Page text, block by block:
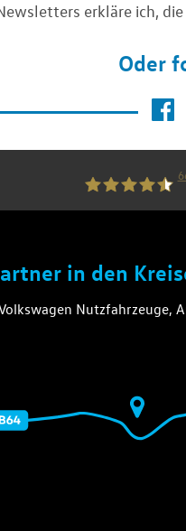
erkläre ich,
Oder
in den
Nutzfahrzeuge,